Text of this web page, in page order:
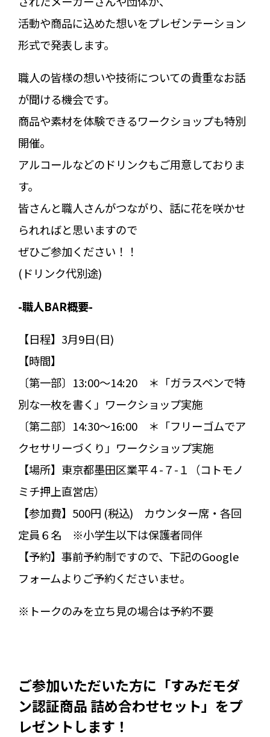
活動や商品に込めた想いをプレゼンテーション
形式で発表します。
職人の皆様の想いや技術についての貴重なお話
が聞ける機会です。
商品や素材を体験できるワークショップも特別
開催。
アルコールなどのドリンクもご用意しておりま
す。
皆さんと職人さんがつながり、話に花を咲かせ
られればと思いますので
ぜひご参加ください！！
(ドリンク代別途)
-職人BAR概要-
【日程】3月9日(日)
【時間】
〔第一部〕13:00～14:20 ＊「ガラスペンで特
別な一枚を書く」ワークショップ実施
〔第二部〕14:30～16:00 ＊「フリーゴムでア
クセサリーづくり」ワークショップ実施
【場所】東京都墨田区業平４-７-１（コトモノ
ミチ押上直営店）
【参加費】500円 (税込) カウンター席・各回
定員６名 ※小学生以下は保護者同伴
【予約】事前予約制ですので、下記のGoogle
フォームよりご予約くださいませ。
※トークのみを立ち見の場合は予約不要
ご参加いただいた方に「すみだモダ
ン認証商品 詰め合わせセット」をプ
レゼントします！